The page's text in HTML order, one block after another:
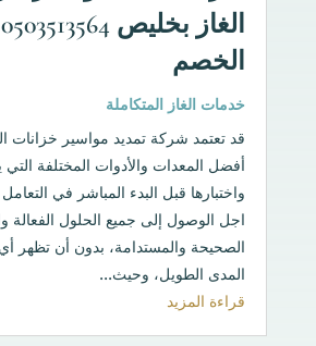
الخصم
خدمات الغاز المتكاملة
قد تعتمد شركة تمديد مواسير خزانات
أفضل المعدات والأدوات المختلفة التي
واختبارها قبل البدء المباشر في
اجل الوصول إلى جميع الحلول الفعالة
الصحيحة والمستدامة، بدون أن تظهر
المدى الطويل، وحيث...
قراءة المزيد